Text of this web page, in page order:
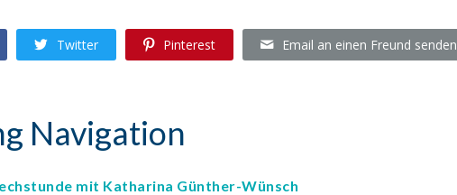
Twitter Pinterest Email an einen Freund senden
Navigation
mit Katharina Günther-Wünsch